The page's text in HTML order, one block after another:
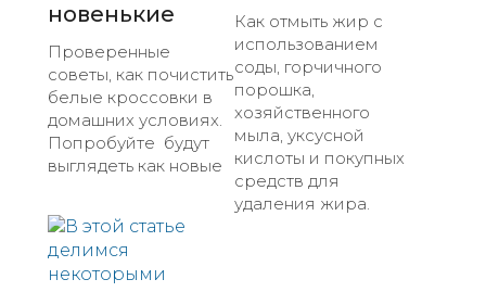
новенькие
Проверенные
советы, как почистить
белые кроссовки в
домашних условиях.
Попробуйте будут
выглядеть как новые
Как отмыть жир с
использованием
соды, горчичного
порошка,
хозяйственного
мыла, уксусной
кислоты и покупных
средств для
удаления жира.